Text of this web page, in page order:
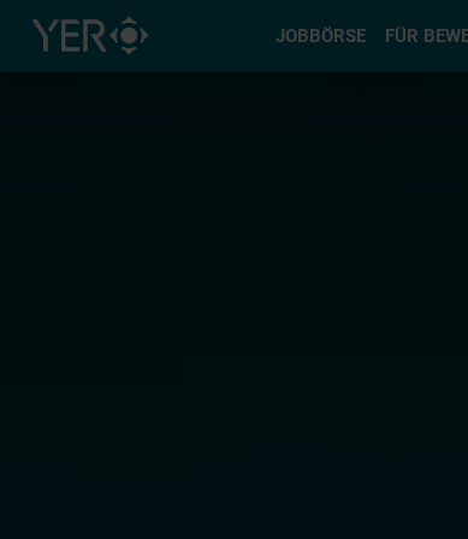
JOBBÖRSE FÜR